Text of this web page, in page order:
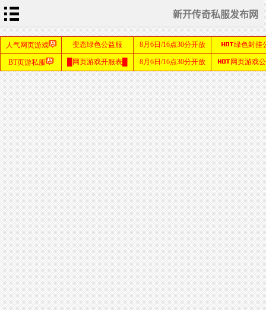
新开传奇私服发布网
首
页
传
奇
新
开
网
站
sf999
发布
网
传
奇
私
服
发
布
网